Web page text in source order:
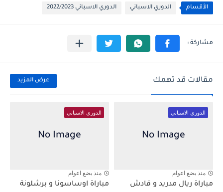
الأقسام الدوري الاسباني الدوري الاسباني 2022/2023
مقالات قد تهمك عرض المزيد
الدوري الاسباني
منذ بضع اعوام
مباراة ريال مدريد و قادش
الدوري الاسباني
منذ بضع اعوام
مباراة اوساسونا و برشلونة